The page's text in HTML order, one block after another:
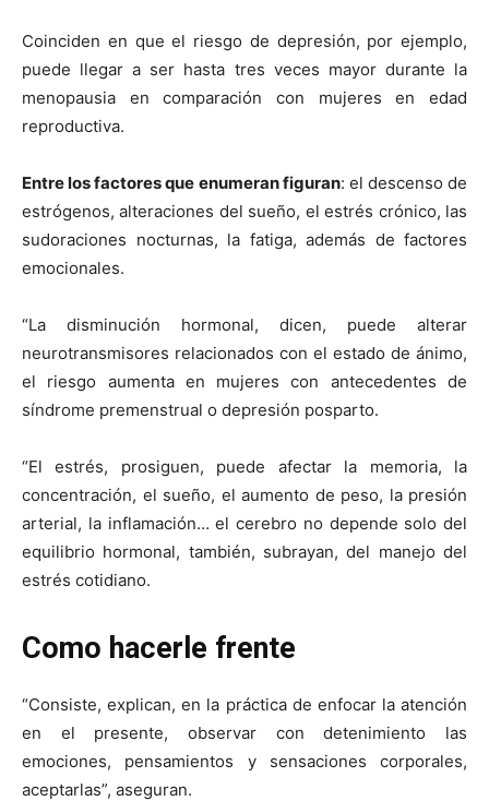
Coinciden en que el riesgo de depresión, por ejemplo,
puede llegar a ser hasta tres veces mayor durante la
menopausia en comparación con mujeres en edad
reproductiva.
Entre los factores que enumeran figuran: el descenso de
estrógenos, alteraciones del sueño, el estrés crónico, las
sudoraciones nocturnas, la fatiga, además de factores
emocionales.
“La disminución hormonal, dicen, puede alterar
neurotransmisores relacionados con el estado de ánimo,
el riesgo aumenta en mujeres con antecedentes de
síndrome premenstrual o depresión posparto.
“El estrés, prosiguen, puede afectar la memoria, la
concentración, el sueño, el aumento de peso, la presión
arterial, la inflamación… el cerebro no depende solo del
equilibrio hormonal, también, subrayan, del manejo del
estrés cotidiano.
Como hacerle frente
“Consiste, explican, en la práctica de enfocar la atención
en el presente, observar con detenimiento las
emociones, pensamientos y sensaciones corporales,
aceptarlas”, aseguran.